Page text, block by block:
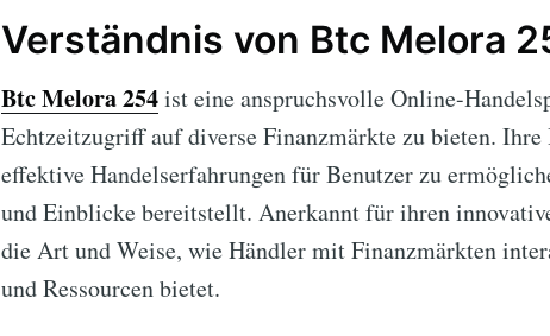
Verständnis von Btc Melora
Btc Melora 254ist eine anspruchsvolle Online-
Echtzeitzugriff auf diverse Finanzmärkte zu bieten.
effektive Handelserfahrungen für Benutzer zu
und Einblicke bereitstellt. Anerkannt für ihren
die Art und Weise, wie Händler mit Finanzmärkten
und Ressourcen bietet.